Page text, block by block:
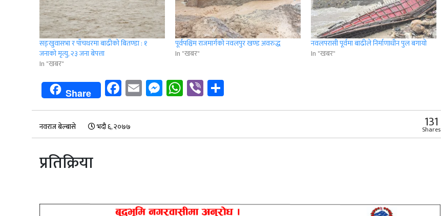
सङ्खुवासभा र पाँचथरमा बाढीको बितण्डा : १
जनाको मृत्यु, २३ जना बेपत्ता
In "खबर"
पूर्वपश्चिम राजमार्गको नवलपुर खण्ड अवरुद्ध
In "खबर"
नवलपरासी पूर्वमा बाढीले निर्माणाधीन पुल बगायो
In "खबर"
Share Facebook
EmailMessenger
WhatsApp
Viber
नवराज बेल्बासे भदौ ६, २०७७ 131
Shares
प्रतिक्रिया